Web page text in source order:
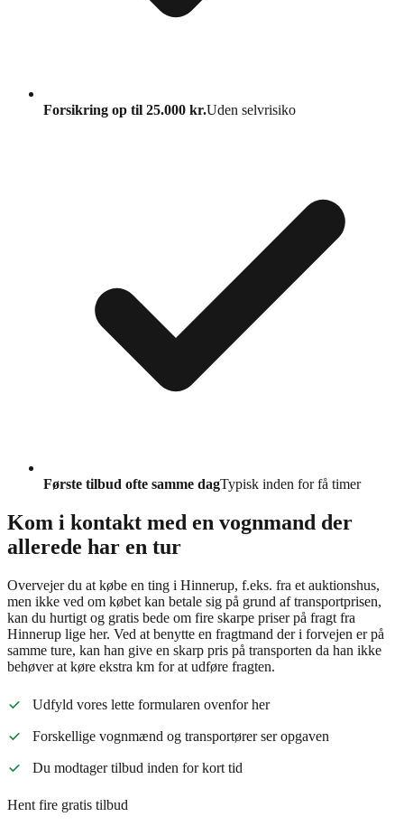
Forsikring op til 25.000 kr.Uden selvrisiko
Første tilbud ofte samme dagTypisk inden for få timer
Kom i kontakt med en vognmand der
allerede har en tur
Overvejer du at købe en ting i Hinnerup, f.eks. fra et auktionshus,
men ikke ved om købet kan betale sig på grund af transportprisen,
kan du hurtigt og gratis bede om fire skarpe priser på fragt fra
Hinnerup lige her. Ved at benytte en fragtmand der i forvejen er på
samme ture, kan han give en skarp pris på transporten da han ikke
behøver at køre ekstra km for at udføre fragten.
Udfyld vores lette formularen ovenfor her
Forskellige vognmænd og transportører ser opgaven
Du modtager tilbud inden for kort tid
Hent fire gratis tilbud